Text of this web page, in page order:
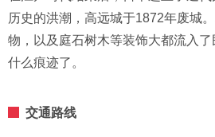
历史的洪潮，高远城于1872年废城
物，以及庭石树木等装饰大都流入
什么痕迹了。
交通路线